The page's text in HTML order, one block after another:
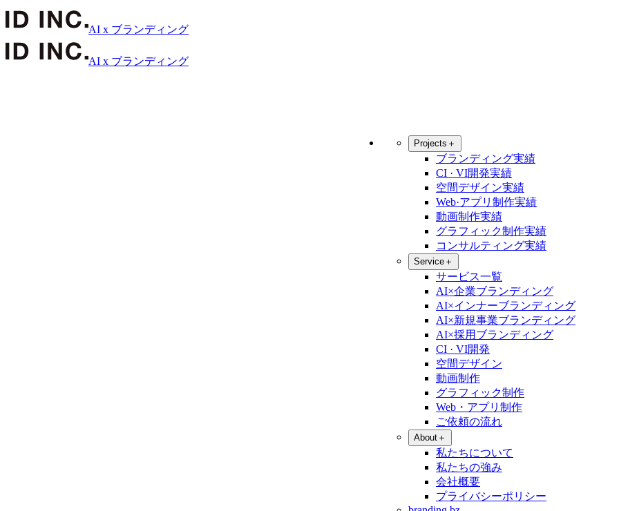
AI x ブランディング
AI x ブランディング
Projects ＋
ブランディング実績
CI · VI開発実績
空間デザイン実績
Web·アプリ制作実績
動画制作実績
グラフィック制作実績
コンサルティング実績
Service ＋
サービス一覧
AI×企業ブランディング
AI×インナーブランディング
AI×新規事業ブランディング
AI×採用ブランディング
CI · VI開発
空間デザイン
動画制作
グラフィック制作
Web・アプリ制作
ご依頼の流れ
About ＋
私たちについて
私たちの強み
会社概要
プライバシーポリシー